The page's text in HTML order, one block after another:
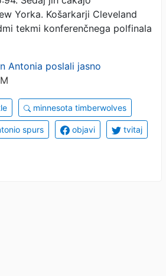
Yorka. Košarkarji Cleveland
tekmi konferenčnega polfinala
Antonia poslali jasno
minnesota timberwolves
spurs objavi tvitaj